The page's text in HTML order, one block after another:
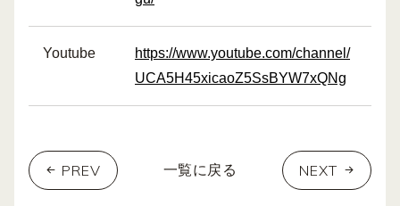
Youtube
https://www.youtube.com/channel/
UCA5H45xicaoZ5SsBYW7xQNg
PREV 一覧に戻る NEXT